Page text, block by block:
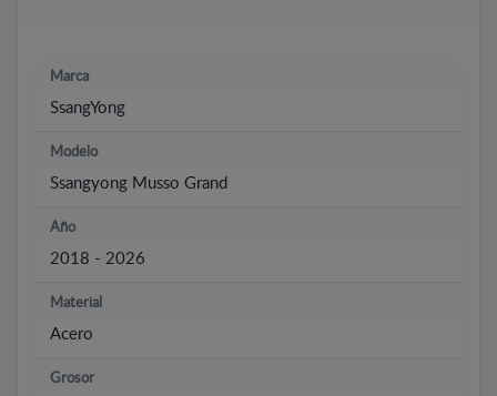
Marca
SsangYong
Modelo
Ssangyong Musso Grand
Año
2018 - 2026
Material
Acero
Grosor